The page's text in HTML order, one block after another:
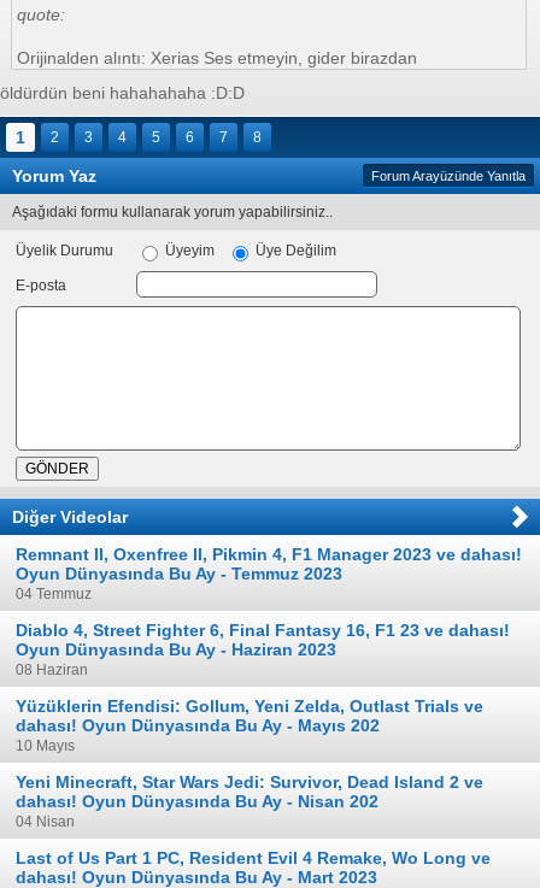
quote:
Orijinalden alıntı: Xerias Ses etmeyin, gider birazdan
öldürdün beni hahahahaha :D:D
1 2 3 4 5 6 7 8
Yorum Yaz Forum Arayüzünde Yanıtla
Aşağıdaki formu kullanarak yorum yapabilirsiniz..
Üyelik Durumu Üyeyim Üye Değilim
E-posta
Diğer Videolar
Remnant II, Oxenfree II, Pikmin 4, F1 Manager 2023 ve dahası!
Oyun Dünyasında Bu Ay - Temmuz 2023
04 Temmuz
Diablo 4, Street Fighter 6, Final Fantasy 16, F1 23 ve dahası!
Oyun Dünyasında Bu Ay - Haziran 2023
08 Haziran
Yüzüklerin Efendisi: Gollum, Yeni Zelda, Outlast Trials ve
dahası! Oyun Dünyasında Bu Ay - Mayıs 202
10 Mayıs
Yeni Minecraft, Star Wars Jedi: Survivor, Dead Island 2 ve
dahası! Oyun Dünyasında Bu Ay - Nisan 202
04 Nisan
Last of Us Part 1 PC, Resident Evil 4 Remake, Wo Long ve
dahası! Oyun Dünyasında Bu Ay - Mart 2023